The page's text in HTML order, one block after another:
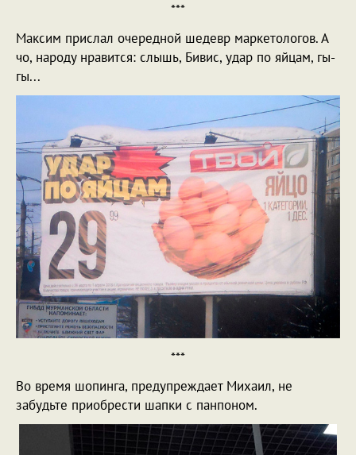
***
Максим прислал очередной шедевр маркетологов. А
чо, народу нравится: слышь, Бивис, удар по яйцам, гы-
гы...
***
Во время шопинга, предупреждает Михаил, не
забудьте приобрести шапки с панпоном.